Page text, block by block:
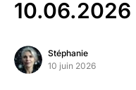
10.06.2026
Stéphanie
10 juin 2026